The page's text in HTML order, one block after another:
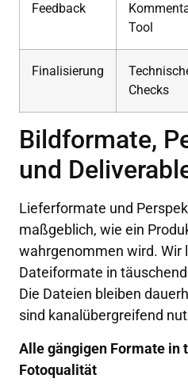
Feedback
Tool
Finalisierung
Checks
Bildformate,
und
Lieferformate und
maßgeblich, wie ein
wahrgenommen wird. Wir
Dateiformate in
Die Dateien bleiben
sind kanalübergreifend
Alle gängigen Formate in
Fotoqualität